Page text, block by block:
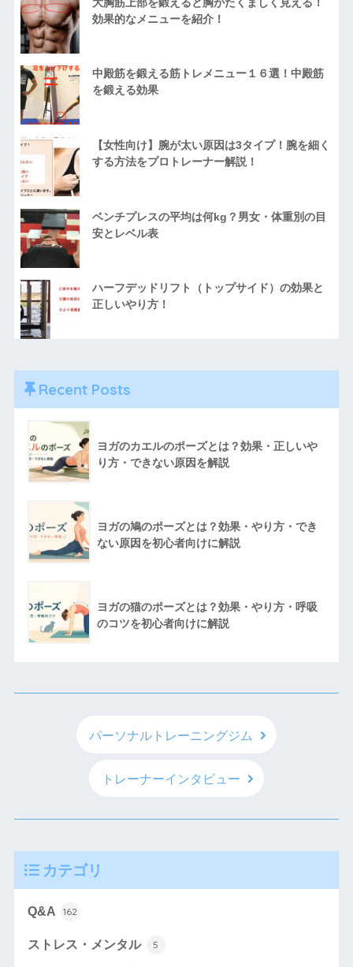
効果的なメニューを紹介！
中殿筋を鍛える筋トレメニュー１６選！中殿筋
を鍛える効果
【女性向け】腕が太い原因は3タイプ！腕を細く
する方法をプロトレーナー解説！
ベンチプレスの平均は何kg？男女・体重別の目
安とレベル表
ハーフデッドリフト（トップサイド）の効果と
正しいやり方！
Recent Posts
ヨガのカエルのポーズとは？効果・正しいや
り方・できない原因を解説
ヨガの鳩のポーズとは？効果・やり方・でき
ない原因を初心者向けに解説
ヨガの猫のポーズとは？効果・やり方・呼吸
のコツを初心者向けに解説
パーソナルトレーニングジム
トレーナーインタビュー
カテゴリ
Q&A 162
ストレス・メンタル 5